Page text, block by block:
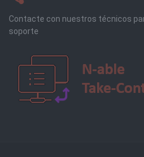
Contacte con nuestros técnicos
soporte